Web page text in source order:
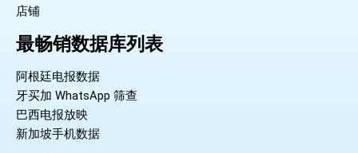
店铺
最畅销数据库列表
阿根廷电报数据
牙买加 WhatsApp 筛查
巴西电报放映
新加坡手机数据